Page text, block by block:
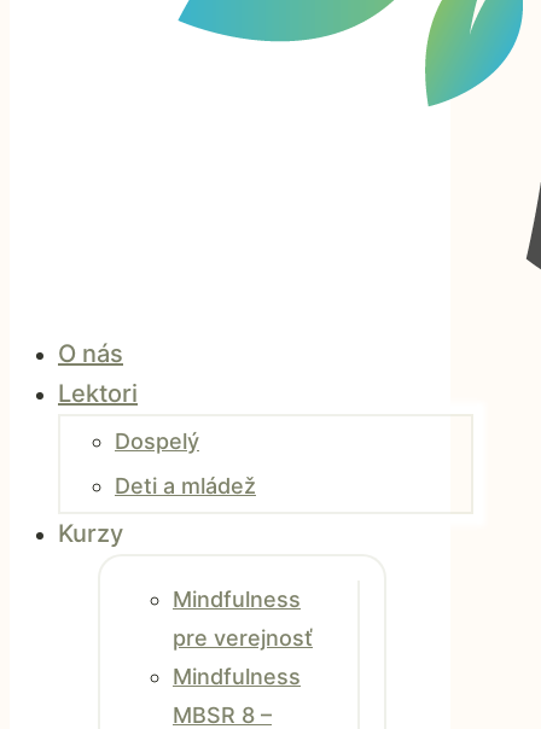
O nás
Lektori
Dospelý
Deti a mládež
Kurzy
Mindfulness
pre verejnosť
Mindfulness
MBSR 8 –